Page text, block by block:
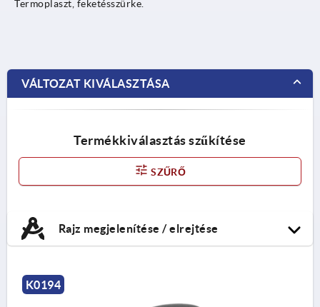
Termoplaszt, feketésszürke.
VÁLTOZAT KIVÁLASZTÁSA
Termékkiválasztás szűkítése
SZŰRŐ
Rajz megjelenítése / elrejtése
K0194